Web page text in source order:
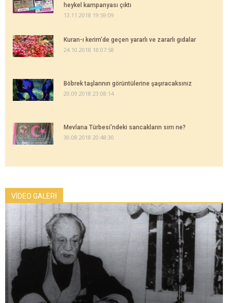
heykel kampanyası çıktı
13.11.2018 19:59:09
Kuran-ı kerim'de geçen yararlı ve zararlı gıdalar
24.10.2018 18:07:58
Böbrek taşlarının görüntülerine şaşıracaksınız
20.09.2018 23:08:14
Mevlana Türbesi'ndeki sancakların sırrı ne?
30.08.2018 20:48:30
VİDEO GALERİ